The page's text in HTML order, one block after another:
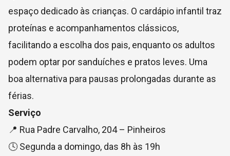
espaço dedicado às crianças. O cardápio infantil traz
proteínas e acompanhamentos clássicos,
facilitando a escolha dos pais, enquanto os adultos
podem optar por sanduíches e pratos leves. Uma
boa alternativa para pausas prolongadas durante as
férias.
Serviço
📍 Rua Padre Carvalho, 204 – Pinheiros
🕓 Segunda a domingo, das 8h às 19h